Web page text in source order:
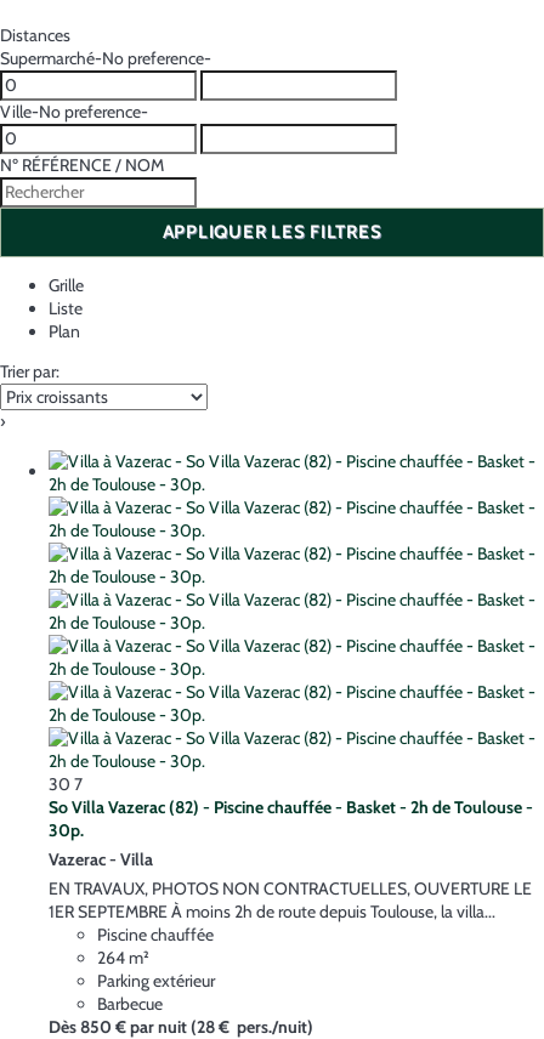
Distances
Supermarché-No preference-
Ville-No preference-
Nº RÉFÉRENCE / NOM
APPLIQUER LES FILTRES
Grille
Liste
Plan
Trier par:
›
30 7
So Villa Vazerac (82) - Piscine chauffée - Basket - 2h de Toulouse -
30p.
Vazerac - Villa
EN TRAVAUX, PHOTOS NON CONTRACTUELLES, OUVERTURE LE
1ER SEPTEMBRE À moins 2h de route depuis Toulouse, la villa...
Piscine chauffée
264 m²
Parking extérieur
Barbecue
Dès850 €par nuit(28 € pers./nuit)